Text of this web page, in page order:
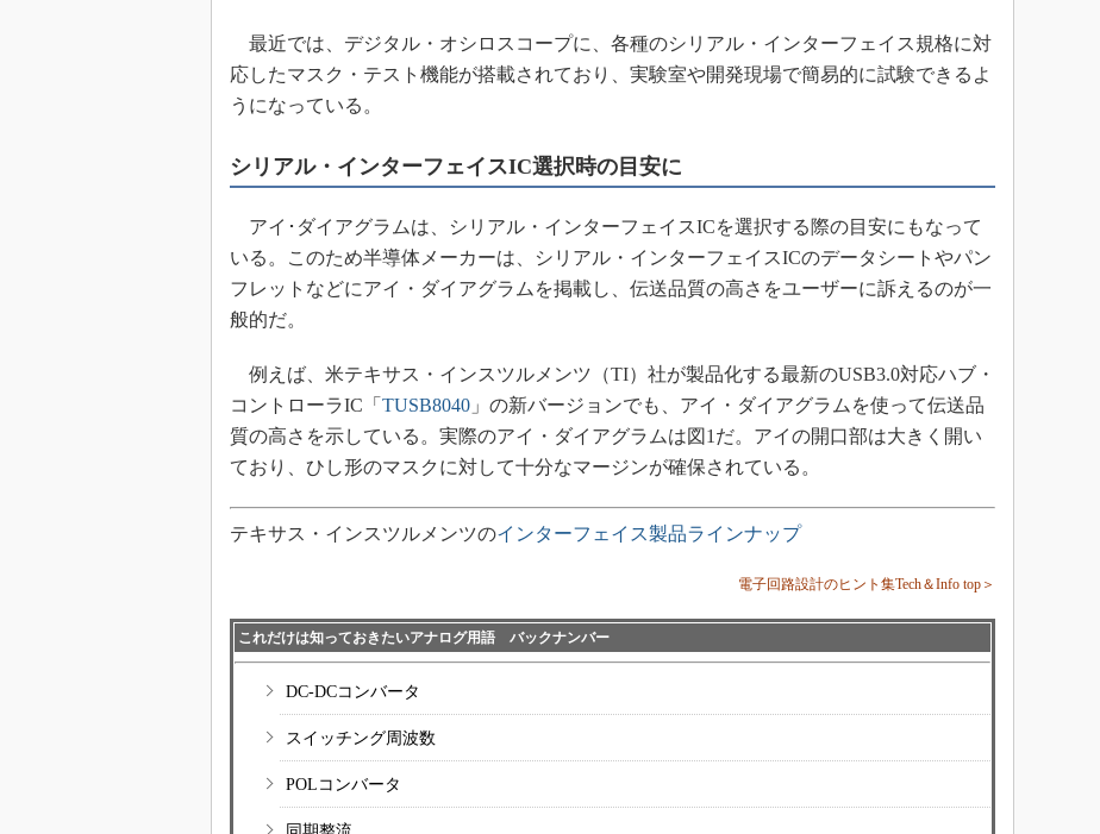
最近では、デジタル・オシロスコープに、各種のシリアル・インターフェイス規格に対
応したマスク・テスト機能が搭載されており、実験室や開発現場で簡易的に試験できるよ
うになっている。
シリアル・インターフェイスIC選択時の目安に
アイ･ダイアグラムは、シリアル・インターフェイスICを選択する際の目安にもなって
いる。このため半導体メーカーは、シリアル・インターフェイスICのデータシートやパン
フレットなどにアイ・ダイアグラムを掲載し、伝送品質の高さをユーザーに訴えるのが一
般的だ。
例えば、米テキサス・インスツルメンツ（TI）社が製品化する最新のUSB3.0対応ハブ・
コントローラIC「 TUSB8040 」の新バージョンでも、アイ・ダイアグラムを使って伝送品
質の高さを示している。実際のアイ・ダイアグラムは図1だ。アイの開口部は大きく開い
ており、ひし形のマスクに対して十分なマージンが確保されている。
テキサス・インスツルメンツのインターフェイス製品ラインナップ
電子回路設計のヒント集Tech＆Info top＞
これだけは知っておきたいアナログ用語 バックナンバー
DC-DCコンバータ
スイッチング周波数
POLコンバータ